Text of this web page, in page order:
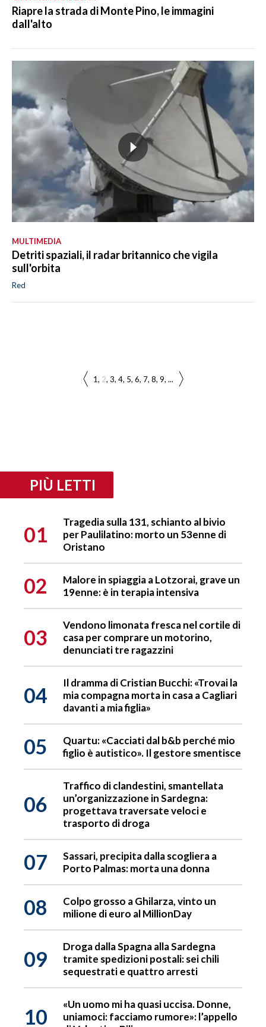
Riapre la strada di Monte Pino, le immagini
dall'alto
MULTIMEDIA
Detriti spaziali, il radar britannico che vigila
sull'orbita
Red
1 2 3 4 5 6 7 8 9 ...
PIÙ LETTI
01
Tragedia sulla 131, schianto al bivio
per Paulilatino: morto un 53enne di
Oristano
02
Malore in spiaggia a Lotzorai, grave un
19enne: è in terapia intensiva
03
Vendono limonata fresca nel cortile di
casa per comprare un motorino,
denunciati tre ragazzini
04
Il dramma di Cristian Bucchi: «Trovai la
mia compagna morta in casa a Cagliari
davanti a mia figlia»
05
Quartu: «Cacciati dal b&b perché mio
figlio è autistico». Il gestore smentisce
06
Traffico di clandestini, smantellata
un’organizzazione in Sardegna:
progettava traversate veloci e
trasporto di droga
07
Sassari, precipita dalla scogliera a
Porto Palmas: morta una donna
08
Colpo grosso a Ghilarza, vinto un
milione di euro al MillionDay
09
Droga dalla Spagna alla Sardegna
tramite spedizioni postali: sei chili
sequestrati e quattro arresti
10
«Un uomo mi ha quasi uccisa. Donne,
uniamoci: facciamo rumore»: l’appello